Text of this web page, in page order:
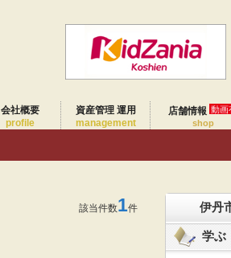
会社概要
profile
資産管理 運用
management
店舗情報 動画
shop
該当件数1件 伊丹
学ぶ